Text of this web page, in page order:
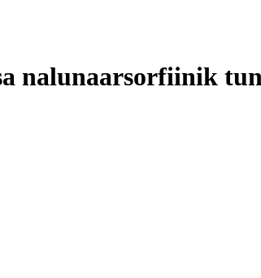
nalunaarsorfiinik